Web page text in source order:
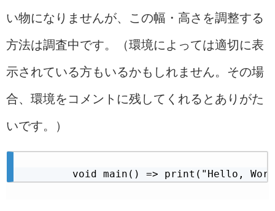
い物になりませんが、この幅・高さを調整する
方法は調査中です。（環境によっては適切に表
示されている方もいるかもしれません。その場
合、環境をコメントに残してくれるとありがた
いです。）